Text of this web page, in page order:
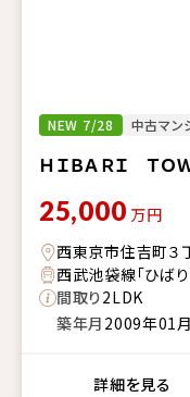
NEW 7/28 中古マン
ＨＩＢＡＲＩ ＴＯ
25,000 万円
西東京市住吉町３
西武池袋線「ひば
間取り2LDK
築年月 2009年01月
詳細を見る